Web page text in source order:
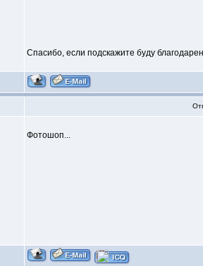
Спасибо, если подскажите буду
Фотошоп...